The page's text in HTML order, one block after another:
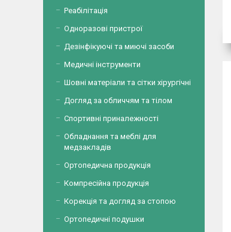
Реабілітація
Одноразові пристрої
Дезінфікуючі та миючі засоби
Медичні інструменти
Шовні матеріали та сітки хірургічні
Догляд за обличчям та тілом
Спортивні приналежності
Обладнання та меблі для
медзакладів
Ортопедична продукція
Компресійна продукція
Корекція та догляд за стопою
Ортопедичні подушки